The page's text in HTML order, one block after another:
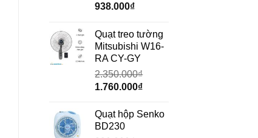
Giá
là:
1.350.000₫.
938.000₫Giá
tại
là:
938.000₫.
Quạt treo tường
Mitsubishi W16-
RA CY-GY
2.350.000₫
Giá
là:
2.350.000₫.
1.760.000₫Giá
tại
Quạt hộp Senko
BD230